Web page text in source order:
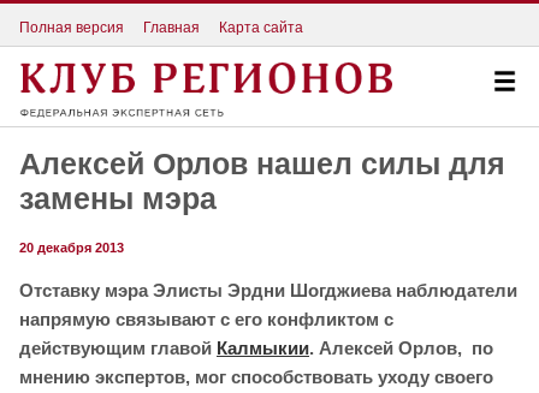
Полная версия Главная Карта сайта
Алексей Орлов нашел силы для
замены мэра
20 декабря 2013
Отставку мэра Элисты Эрдни Шогджиева наблюдатели
напрямую связывают с его конфликтом с
действующим главой Калмыкии. Алексей Орлов, по
мнению экспертов, мог способствовать уходу своего